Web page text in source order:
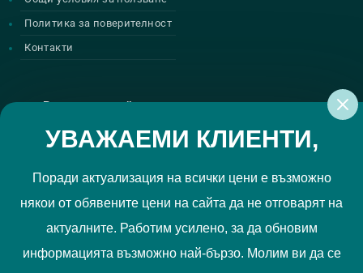
УВАЖАЕМИ КЛИЕНТИ,
Поради актуализация на всички цени е възможно
някои от обявените цени на сайта да не отговарят на
актуалните. Работим усилено, за да обновим
информацията възможно най-бързо. Молим ви да се
Политика за поверителност
Контакти
Регистрирай се за нашите атрактивни
Прочетох и приемам Политиката за поверителност
РЕГИСТРИРАЙ МЕ